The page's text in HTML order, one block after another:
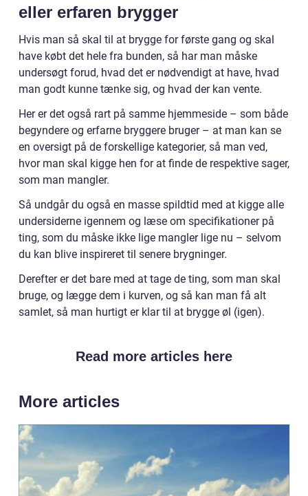
eller erfaren brygger
Hvis man så skal til at brygge for første gang og skal
have købt det hele fra bunden, så har man måske
undersøgt forud, hvad det er nødvendigt at have, hvad
man godt kunne tænke sig, og hvad der kan vente.
Her er det også rart på samme hjemmeside – som både
begyndere og erfarne bryggere bruger – at man kan se
en oversigt på de forskellige kategorier, så man ved,
hvor man skal kigge hen for at finde de respektive sager,
som man mangler.
Så undgår du også en masse spildtid med at kigge alle
undersiderne igennem og læse om specifikationer på
ting, som du måske ikke lige mangler lige nu – selvom
du kan blive inspireret til senere brygninger.
Derefter er det bare med at tage de ting, som man skal
bruge, og lægge dem i kurven, og så kan man få alt
samlet, så man hurtigt er klar til at brygge øl (igen).
Read more articles here
More articles